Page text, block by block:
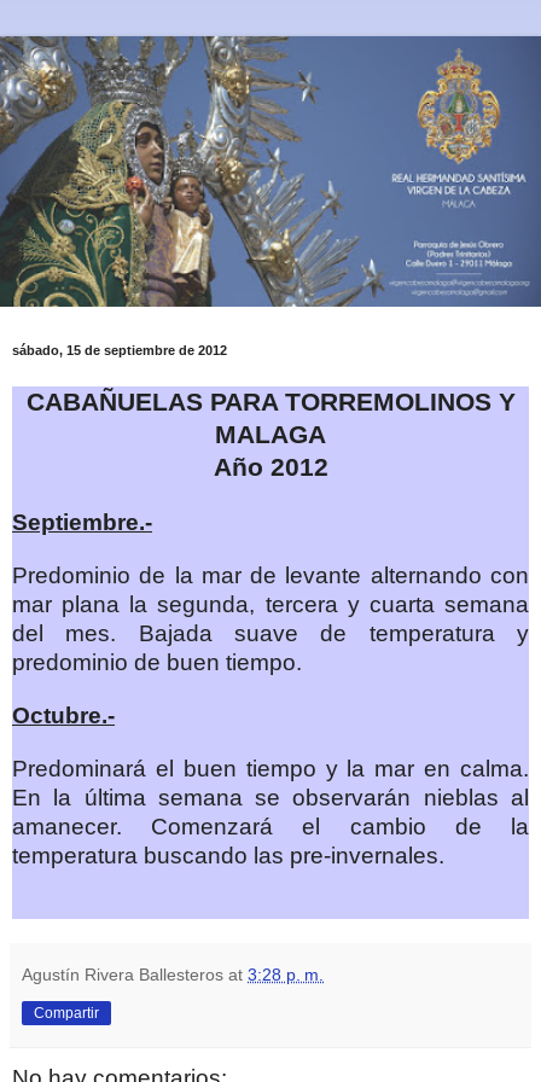
sábado, 15 de septiembre de 2012
CABAÑUELAS PARA TORREMOLINOS Y
MALAGA
Año 2012
Septiembre.-
Predominio de la mar de levante alternando con
mar plana la segunda, tercera y cuarta semana
del mes. Bajada suave de temperatura y
predominio de buen tiempo.
Octubre.-
Predominará el buen tiempo y la mar en calma.
En la última semana se observarán nieblas al
amanecer. Comenzará el cambio de la
temperatura buscando las pre-invernales.
Agustín Rivera Ballesteros at 3:28 p. m.
Compartir